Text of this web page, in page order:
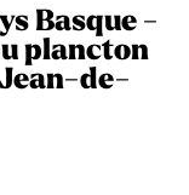
Basque -
plancton
de-